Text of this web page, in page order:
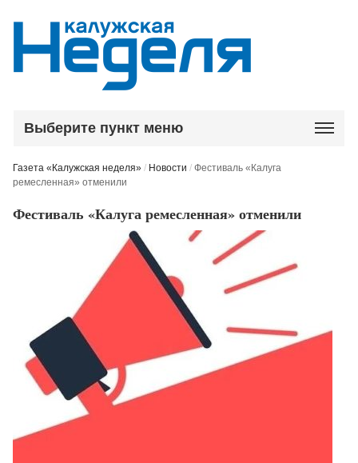
Выберите пункт меню
Газета «Калужская неделя» / Новости /Фестиваль «Калуга
ремесленная» отменили
Фестиваль «Калуга ремесленная» отменили